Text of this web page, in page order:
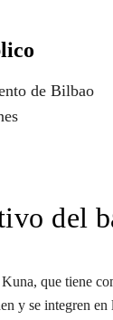
de Bilbao
del
que tiene
y se integren